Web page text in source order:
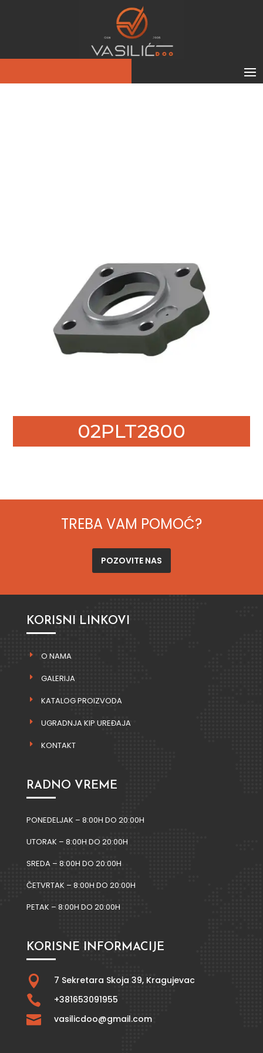
02PLT2800
TREBA VAM POMOĆ?
POZOVITE NAS
KORISNI LINKOVI
O NAMA
GALERIJA
KATALOG PROIZVODA
UGRADNJA KIP UREĐAJA
KONTAKT
RADNO VREME
PONEDELJAK – 8:00H DO 20:00H
UTORAK – 8:00H DO 20:00H
SREDA – 8:00H DO 20:00H
ČETVRTAK – 8:00H DO 20:00H
PETAK – 8:00H DO 20:00H
KORISNE INFORMACIJE
 7 Sekretara Skoja 39, Kragujevac
 +381653091955
 vasilicdoo@gmail.com